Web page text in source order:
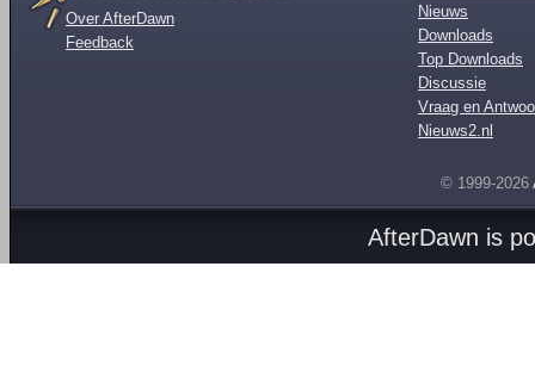
Over AfterDawn
Feedback
Nieuws
Downloads
Top Downloads
Discussie
Vraag en
Nieuws2.nl
© 1999-2026
AfterDawn is